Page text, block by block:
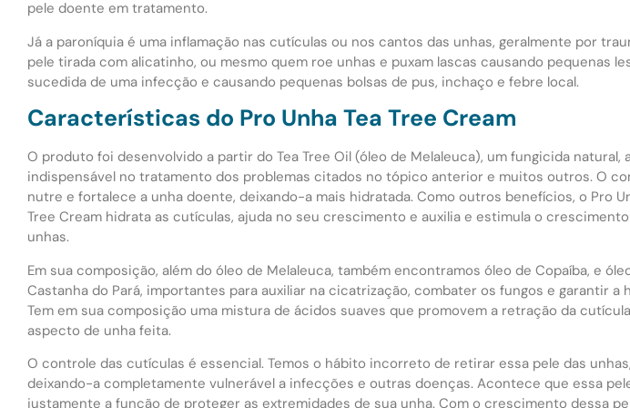
pele doente em tratamento.
Já a paroníquia é uma inflamação nas cutículas ou nos cantos das unhas, geralmente por
pele tirada com alicatinho, ou mesmo quem roe unhas e puxam lascas causando pequenas
sucedida de uma infecção e causando pequenas bolsas de pus, inchaço e febre local.
Características do Pro Unha Tea Tree Cream
O produto foi desenvolvido a partir do Tea Tree Oil (óleo de Melaleuca), um fungicida natural,
indispensável no tratamento dos problemas citados no tópico anterior e muitos outros. O
nutre e fortalece a unha doente, deixando-a mais hidratada. Como outros benefícios, o Pro
Tree Cream hidrata as cutículas, ajuda no seu crescimento e auxilia e estimula o
unhas.
Em sua composição, além do óleo de Melaleuca, também encontramos óleo de Copaíba, e
Castanha do Pará, importantes para auxiliar na cicatrização, combater os fungos e garantir a
Tem em sua composição uma mistura de ácidos suaves que promovem a retração da
aspecto de unha feita.
O controle das cutículas é essencial. Temos o hábito incorreto de retirar essa pele das unhas,
deixando-a completamente vulnerável a infecções e outras doenças. Acontece que essa
justamente a função de proteger as extremidades de sua unha. Com o crescimento dessa